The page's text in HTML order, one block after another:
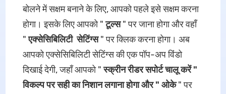
बोलने में सक्षम बनाने के लिए, आपको पहले इसे सक्षम करना
होगा। इसके लिए आपको "टूल्स" पर जाना होगा और वहाँ
"एक्सेसिबिलिटी सेटिंग्स" पर क्लिक करना होगा। अब
आपको एक्सेसिबिलिटी सेटिंग्स की एक पॉप-अप विंडो
दिखाई देगी, जहाँ आपको "स्क्रीन रीडर सपोर्ट चालू करें "
विकल्प पर सही का निशान लगाना होगा और " ओके" पर